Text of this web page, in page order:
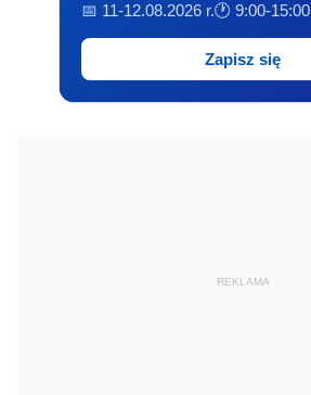
📅 11-12.08.2026 r.🕐 9:00-15:00
Zapisz się
REKLAMA